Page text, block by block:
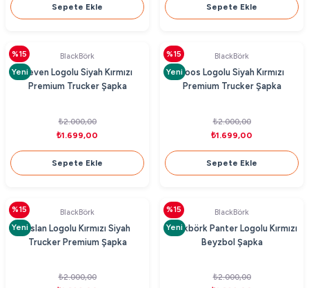
Sepete Ekle Sepete Ekle
%15
Yeni
BlackBörk
Seven Logolu Siyah Kırmızı
Premium Trucker Şapka
₺2.000,00
₺1.699,00
Sepete Ekle
%15
Yeni
BlackBörk
Boos Logolu Siyah Kırmızı
Premium Trucker Şapka
₺2.000,00
₺1.699,00
Sepete Ekle
%15
Yeni
BlackBörk
Aslan Logolu Kırmızı Siyah
Trucker Premium Şapka
₺2.000,00
%15
Yeni
BlackBörk
Blackbörk Panter Logolu Kırmızı
Beyzbol Şapka
₺2.000,00